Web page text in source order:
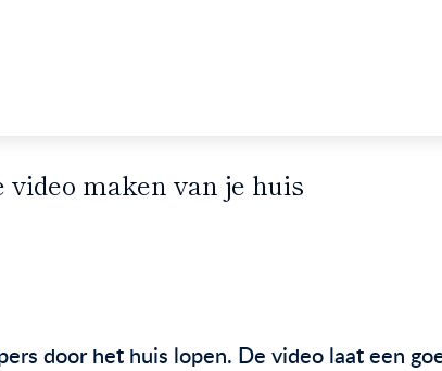
maken van je huis
door het huis lopen. De video laat een